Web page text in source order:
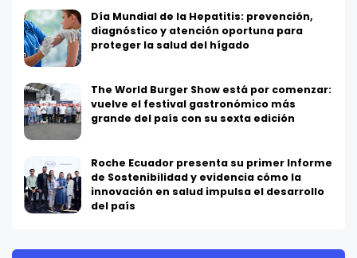
Día Mundial de la Hepatitis: prevención,
diagnóstico y atención oportuna para
proteger la salud del hígado
The World Burger Show está por comenzar:
vuelve el festival gastronómico más
grande del país con su sexta edición
Roche Ecuador presenta su primer Informe
de Sostenibilidad y evidencia cómo la
innovación en salud impulsa el desarrollo
del país